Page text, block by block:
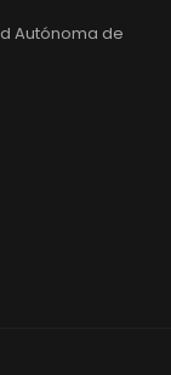
Autónoma de